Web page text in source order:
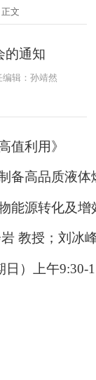
正文
的通知
编辑：孙靖然
值利用》
备高品质液
能源转化及增
教授；刘冰
）上午9:30-